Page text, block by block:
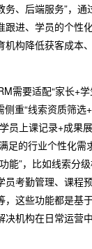
、后端服务”，通
跟进、学员的个性
机构降低获客成本
需要适配“家长+
重“线索资质筛选
员上课记录+成
足的行业个性化需
能”，比如线索分
员考勤管理、课程
，这些功能都是基
机构在日常运营